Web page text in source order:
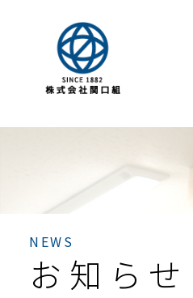
: Trying to access
wp/single.phpon line
お知らせ
NEWS